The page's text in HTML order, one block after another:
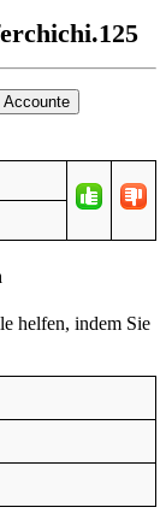
helfen, indem Sie